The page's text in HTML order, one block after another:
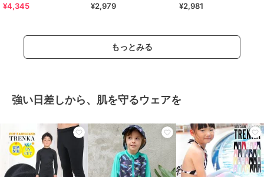
¥4,345
アップ ラッシュガードトップ
¥2,979
ーカー
¥2,981
もっとみる
強い日差しから、肌を守るウェアを